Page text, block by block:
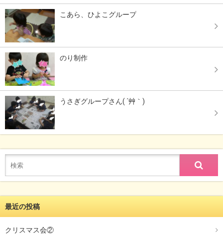
こあら、ひよこグループ
のり制作
うさぎグループさん( ´艸｀)
最近の投稿
クリスマス会②